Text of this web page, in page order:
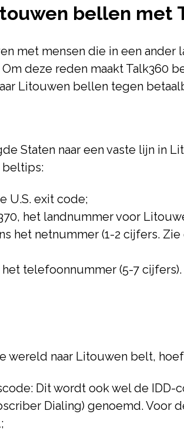
bellen met
met mensen die in een
deze reden maakt Talk360
Litouwen bellen tegen
Staten naar een vaste lijn in
U.S. exit code;
het landnummer voor
het netnummer (1-2 cijfers.
telefoonnummer (5-7 cijfers).
wereld naar Litouwen belt,
Dit wordt ook wel de IDD-
Dialing) genoemd. Voor